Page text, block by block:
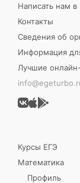
Написать нам в
Контакты
Сведения об
Информация
Лучшие
Курсы ЕГЭ
Математика
Профиль